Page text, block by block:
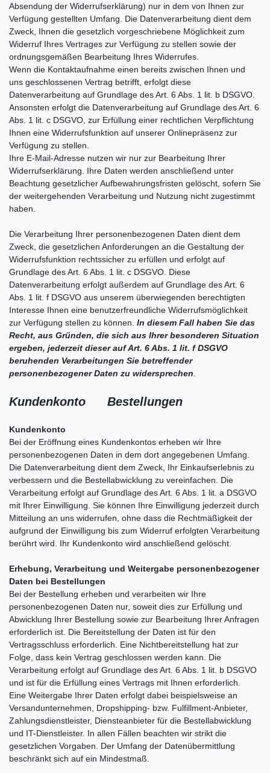
Absendung der Widerrufserklärung) nur in dem von Ihnen zur
Verfügung gestellten Umfang. Die Datenverarbeitung dient dem
Zweck, Ihnen die gesetzlich vorgeschriebene Möglichkeit zum
Widerruf Ihres Vertrages zur Verfügung zu stellen sowie der
ordnungsgemäßen Bearbeitung Ihres Widerrufes.
Wenn die Kontaktaufnahme einen bereits zwischen Ihnen und
uns geschlossenen Vertrag betrifft, erfolgt diese
Datenverarbeitung auf Grundlage des Art. 6 Abs. 1 lit. b DSGVO.
Ansonsten erfolgt die Datenverarbeitung auf Grundlage des Art. 6
Abs. 1 lit. c DSGVO, zur Erfüllung einer rechtlichen Verpflichtung
Ihnen eine Widerrufsfunktion auf unserer Onlinepräsenz zur
Verfügung zu stellen.
Ihre E-Mail-Adresse nutzen wir nur zur Bearbeitung Ihrer
Widerrufserklärung. Ihre Daten werden anschließend unter
Beachtung gesetzlicher Aufbewahrungsfristen gelöscht, sofern Sie
der weitergehenden Verarbeitung und Nutzung nicht zugestimmt
haben.
Die Verarbeitung Ihrer personenbezogenen Daten dient dem
Zweck, die gesetzlichen Anforderungen an die Gestaltung der
Widerrufsfunktion rechtssicher zu erfüllen und erfolgt auf
Grundlage des Art. 6 Abs. 1 lit. c DSGVO. Diese
Datenverarbeitung erfolgt außerdem auf Grundlage des Art. 6
Abs. 1 lit. f DSGVO aus unserem überwiegenden berechtigten
Interesse Ihnen eine benutzerfreundliche Widerrufsmöglichkeit
zur Verfügung stellen zu können. In diesem Fall haben Sie das
Recht, aus Gründen, die sich aus Ihrer besonderen Situation
ergeben, jederzeit dieser auf Art. 6 Abs. 1 lit. f DSGVO
beruhenden Verarbeitungen Sie betreffender
personenbezogener Daten zu widersprechen
Kundenkonto Bestellungen
Kundenkonto
Bei der Eröffnung eines Kundenkontos erheben wir Ihre
personenbezogenen Daten in dem dort angegebenen Umfang.
Die Datenverarbeitung dient dem Zweck, Ihr Einkaufserlebnis zu
verbessern und die Bestellabwicklung zu vereinfachen. Die
Verarbeitung erfolgt auf Grundlage des Art. 6 Abs. 1 lit. a DSGVO
mit Ihrer Einwilligung. Sie können Ihre Einwilligung jederzeit durch
Mitteilung an uns widerrufen, ohne dass die Rechtmäßigkeit der
aufgrund der Einwilligung bis zum Widerruf erfolgten Verarbeitung
berührt wird. Ihr Kundenkonto wird anschließend gelöscht.
Erhebung, Verarbeitung und Weitergabe personenbezogener
Daten bei Bestellungen
Bei der Bestellung erheben und verarbeiten wir Ihre
personenbezogenen Daten nur, soweit dies zur Erfüllung und
Abwicklung Ihrer Bestellung sowie zur Bearbeitung Ihrer Anfragen
erforderlich ist. Die Bereitstellung der Daten ist für den
Vertragsschluss erforderlich. Eine Nichtbereitstellung hat zur
Folge, dass kein Vertrag geschlossen werden kann. Die
Verarbeitung erfolgt auf Grundlage des Art. 6 Abs. 1 lit. b DSGVO
und ist für die Erfüllung eines Vertrags mit Ihnen erforderlich.
Eine Weitergabe Ihrer Daten erfolgt dabei beispielsweise an
Versandunternehmen, Dropshipping- bzw. Fulfillment-Anbieter,
Zahlungsdienstleister, Diensteanbieter für die Bestellabwicklung
und IT-Dienstleister. In allen Fällen beachten wir strikt die
gesetzlichen Vorgaben. Der Umfang der Datenübermittlung
beschränkt sich auf ein Mindestmaß.